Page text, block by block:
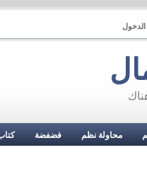
الدخول
محاولة نظم فضفضة